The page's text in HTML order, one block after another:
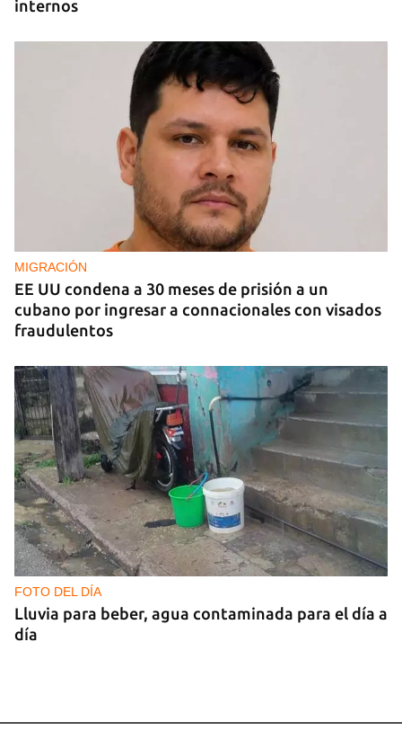
internos
MIGRACIÓN
EE UU condena a 30 meses de prisión a un
cubano por ingresar a connacionales con visados
fraudulentos
FOTO DEL DÍA
Lluvia para beber, agua contaminada para el día a
día